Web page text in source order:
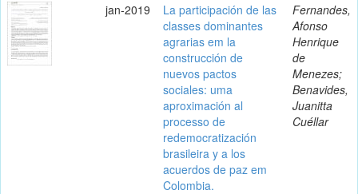
jan-2019
La participación de las
classes dominantes
agrarias em la
construcción de
nuevos pactos
sociales: uma
aproximación al
processo de
redemocratización
brasileira y a los
acuerdos de paz em
Colombia.
Fernandes,
Afonso
Henrique
de
Menezes;
Benavides,
Juanitta
Cuéllar